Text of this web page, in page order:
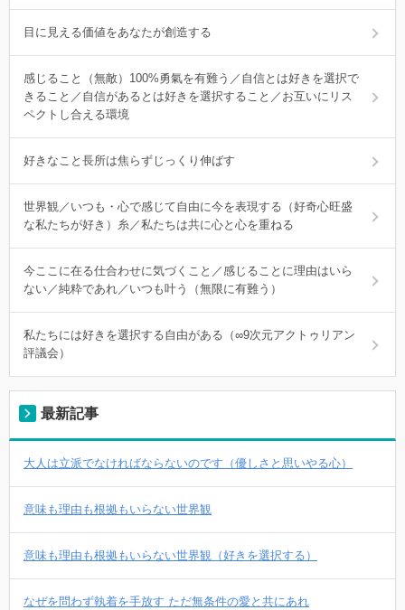
目に見える価値をあなたが創造する
感じること（無敵）100%勇氣を有難う／自信とは好きを選択で
きること／自信があるとは好きを選択すること／お互いにリス
ペクトし合える環境
好きなこと長所は焦らずじっくり伸ばす
世界観／いつも・心で感じて自由に今を表現する（好奇心旺盛
な私たちが好き）糸／私たちは共に心と心を重ねる
今ここに在る仕合わせに気づくこと／感じることに理由はいら
ない／純粋であれ／いつも叶う（無限に有難う）
私たちには好きを選択する自由がある（∞9次元アクトゥリアン
評議会）
最新記事
大人は立派でなければならないのです（優しさと思いやる心）
意味も理由も根拠もいらない世界観
意味も理由も根拠もいらない世界観（好きを選択する）
なぜを問わず執着を手放す ただ無条件の愛と共にあれ